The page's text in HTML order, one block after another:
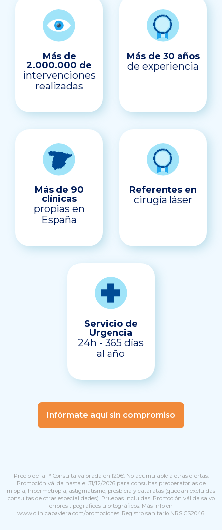
Más de
2.000.000 de
intervenciones
realizadas
Más de 30 años
de experiencia
Más de 90
clínicas
propias en
España
Referentes en
cirugía láser
Servicio de
Urgencia
24h - 365 días
al año
Infórmate aquí sin compromiso
Precio de la 1ª Consulta valorada en 120€. No acumulable a otras ofertas.
Promoción válida hasta el 31/12/2026 para consultas preoperatorias de
miopía, hipermetropía, astigmatismo, presbicia y cataratas (quedan excluidas
consultas de otras especialidades). Pruebas incluidas. Promoción válida salvo
errores tipográficos u ortográficos. Más info en
www.clinicabaviera.com/promociones. Registro sanitario NRS CS2046.